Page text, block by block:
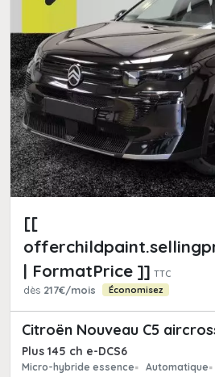
[[
| FormatPrice ]] TTC
dès 217€/mois Économisez
Citroën Nouveau C5
Plus 145 ch e-DCS6
Micro-hybride essence Automatique